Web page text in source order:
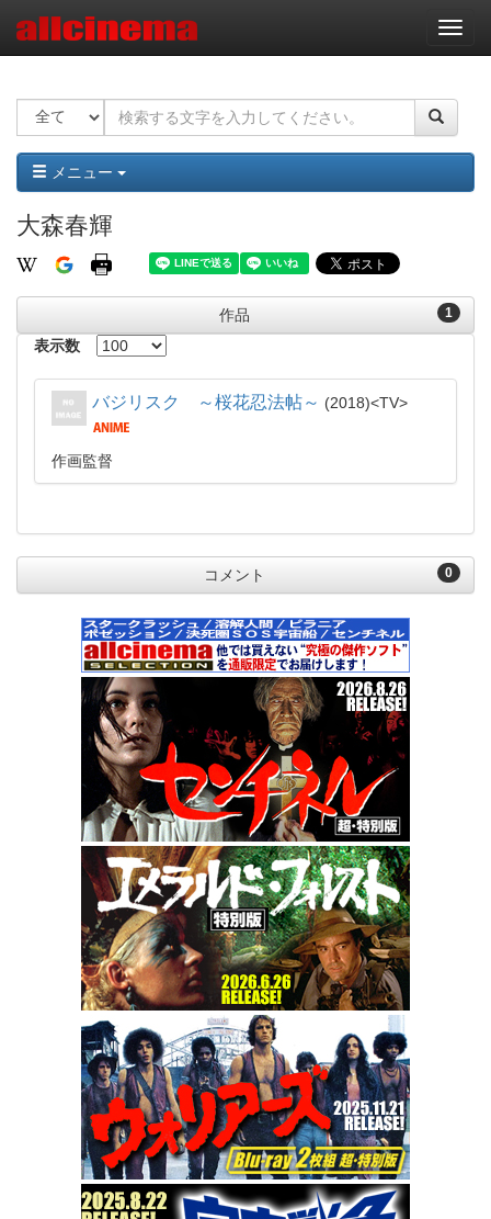
ナ
ビ
ー
ョ
ン
メニュー
大森春輝
1
作品
表示数
バジリスク ～桜花忍法帖～ 2018 TV
作画監督
0
コメント